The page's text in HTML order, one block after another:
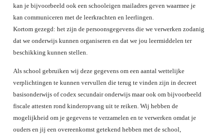
kan je bijvoorbeeld ook een schooleigen mailadres geven waarmee je
kan communiceren met de leerkrachten en leerlingen.
Kortom gezegd: het zijn de persoonsgegevens die we verwerken zodanig
dat we onderwijs kunnen organiseren en dat we jou leermiddelen ter
beschikking kunnen stellen.
Als school gebruiken wij deze gegevens om een aantal wettelijke
verplichtingen te kunnen vervullen die terug te vinden zijn in decreet
basisonderwijs of codex secundair onderwijs maar ook om bijvoorbeeld
fiscale attesten rond kinderopvang uit te reiken. Wij hebben de
mogelijkheid om je gegevens te verzamelen en te verwerken omdat je
ouders en jij een overeenkomst getekend hebben met de school,